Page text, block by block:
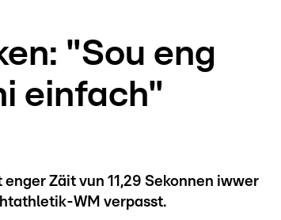
"Sou eng
einfach"
Zäit vun 11,29 Sekonnen iwwer
WM verpasst.